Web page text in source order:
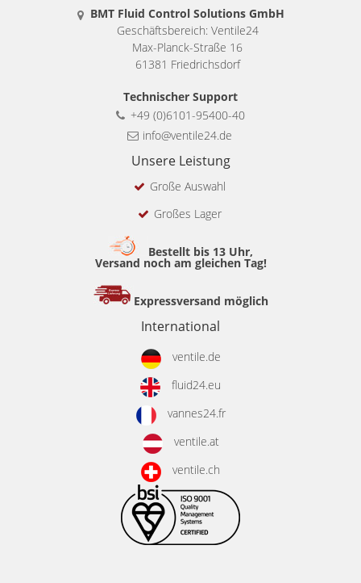
BMT Fluid Control Solutions GmbH
Geschäftsbereich: Ventile24
Max-Planck-Straße 16
61381 Friedrichsdorf
Technischer Support
+49 (0)6101-95400-40
info@ventile24.de
Unsere Leistung
Große Auswahl
Großes Lager
Bestellt bis 13 Uhr,
Versand noch am gleichen Tag!
Expressversand möglich
International
ventile.de
fluid24.eu
vannes24.fr
ventile.at
ventile.ch